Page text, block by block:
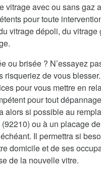
vitrage avec ou sans gaz
pour toute
vitrage dépoli, du vitrage
ou brisée ? N’essayez
risqueriez de vous
pour vous mettre en
pour tout
alors si possible au
ou à un placage
Il permettra si
domicile et de ses
de la nouvelle vitre.